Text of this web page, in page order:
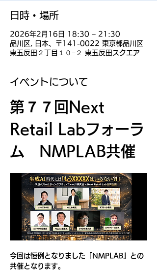
日時・場所
2026年2月16日 18:30 – 21:30
品川区, 日本、〒141-0022 東京都品川区
東五反田２丁目１０−２ 東五反田スクエア
イベントについて
第７７回Next
Retail Labフォーラ
ム　NMPLAB共催
今回は恒例となりました「NMPLAB」との
共催となります。